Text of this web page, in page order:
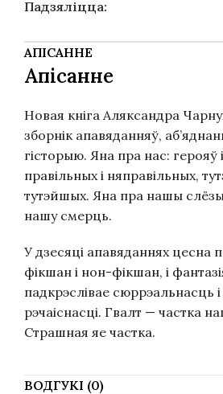
Падзяліцца:
АПІСАННЕ
Апісанне
Новая кніга Аляксандра
зборнік апавяданняў,
гісторыю. Яна пра нас: герояў
правільных і няправільных,
тутэйшых. Яна пра нашы
нашу смерць.
У дзесяці апавяданнях цесна
фікшан і нон-фікшан, і
падкрэслівае сюррэальнасць і
рэчаіснасці. Гвалт — частка
Страшная яе частка.
ВОДГУКІ (0)